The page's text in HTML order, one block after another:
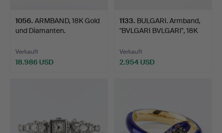
1056. ARMBAND, 18K Gold
und Diamanten.
Verkauft
18.986 USD
1133. BULGARI. Armband,
"BVLGARI BVLGARI", 18K
Verkauft
2.954 USD